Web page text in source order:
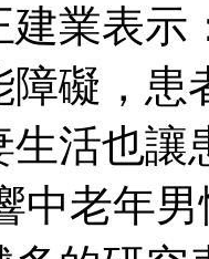
建業表示
障礙，患
活也讓
中老年